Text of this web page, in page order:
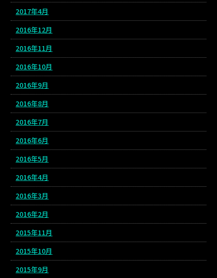
2017年4月
2016年12月
2016年11月
2016年10月
2016年9月
2016年8月
2016年7月
2016年6月
2016年5月
2016年4月
2016年3月
2016年2月
2015年11月
2015年10月
2015年9月